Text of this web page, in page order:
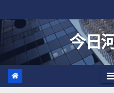
至
今日